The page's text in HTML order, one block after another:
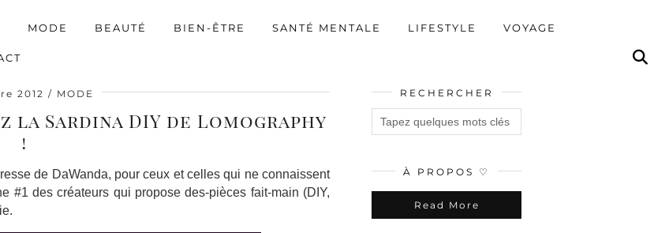
MODE BEAUTÉ BIEN-ÊTRE SANTÉ MENTALE LIFESTYLE VOYAGE
2012 MODE
la Sardina DIY de Lomography
!
de DaWanda, pour ceux et celles qui ne connaissent
#1 des créateurs qui propose des-pièces fait-main (DIY,
RECHERCHER
À PROPOS ♡
Read More